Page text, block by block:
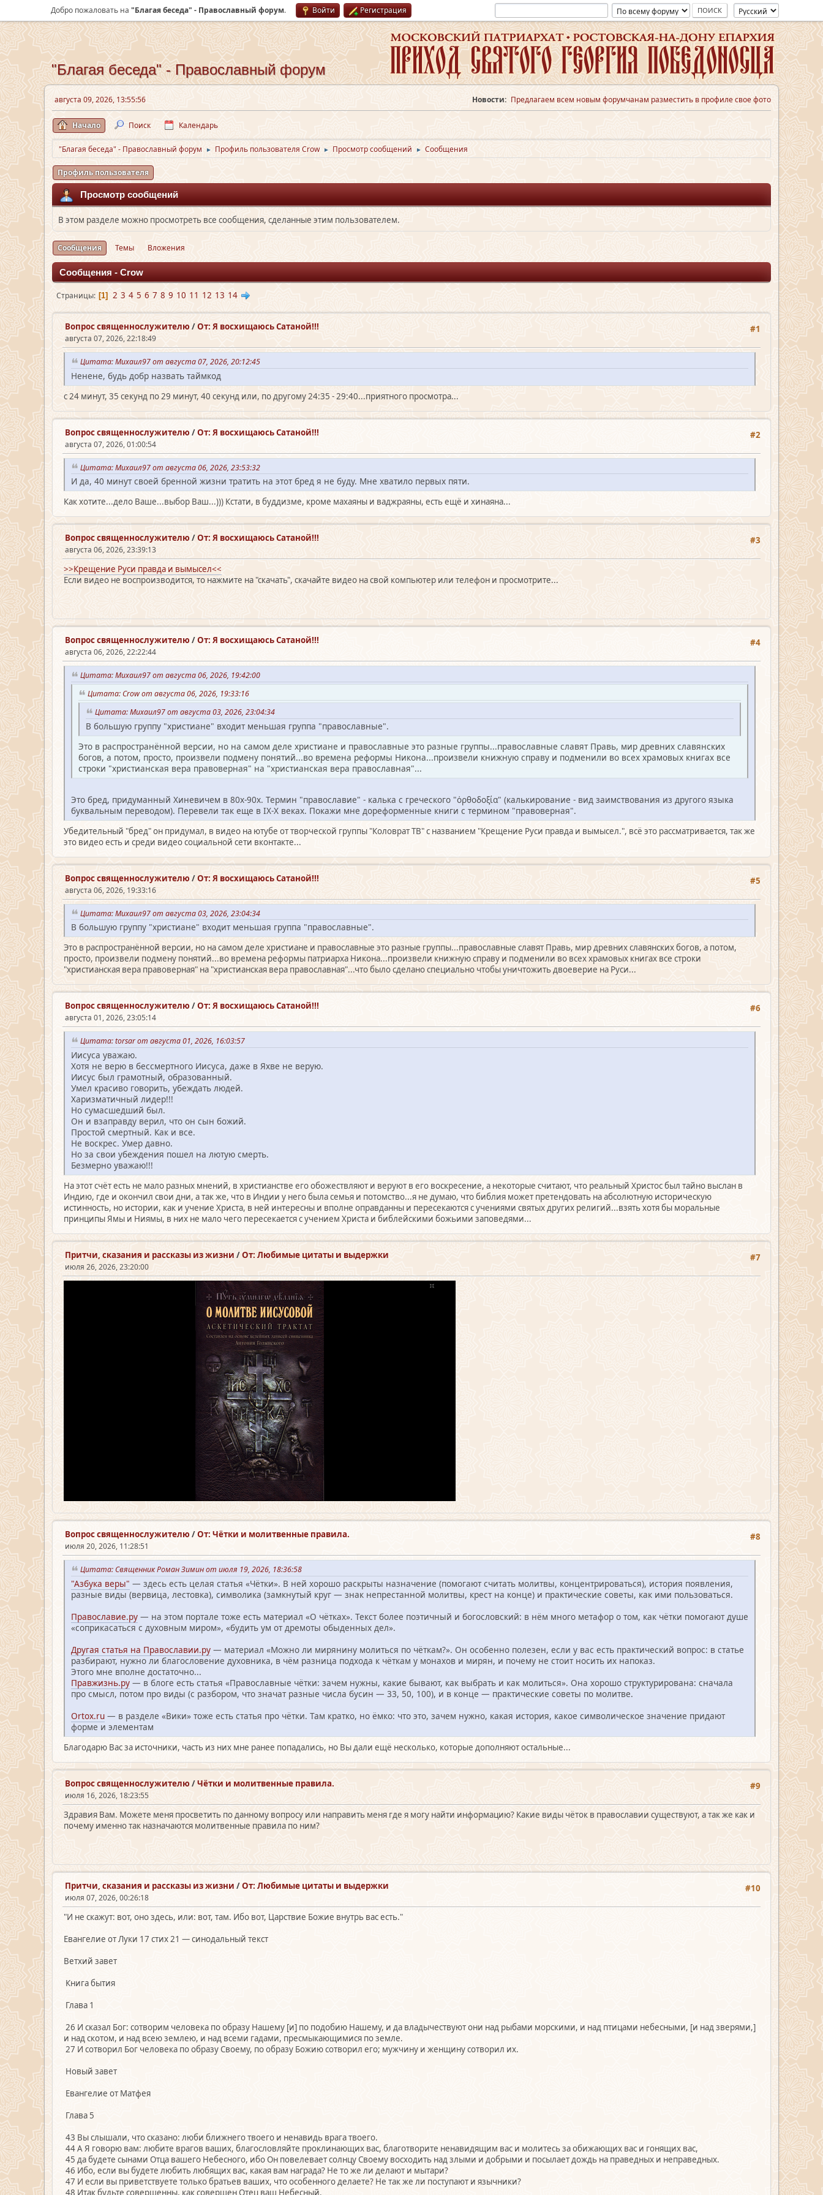
Добро пожаловать на "Благая беседа" - Православный форум. Войти Регистрация
"Благая беседа" - Православный форум
августа 09, 2026, 13:55:56 Новости: Предлагаем всем новым форумчанам разместить в профиле свое фото
Начало Поиск Календарь
"Благая беседа" - Православный форум ► Профиль пользователя Crow ► Просмотр сообщений ► Сообщения
Профиль пользователя
Просмотр сообщений
В этом разделе можно просмотреть все сообщения, сделанные этим пользователем.
Сообщения Темы Вложения
Сообщения - Crow
Страницы 1 2 3 4 5 6 7 8 9 10 11 12 13 14
#1
Вопрос священно­служителю/От: Я восхищаюсь Сатаной!!!
августа 07, 2026, 22:18:49
Цитата: Михаил97 от августа 07, 2026, 20:12:45
Ненене, будь добр назвать таймкод
с 24 минут, 35 секунд по 29 минут, 40 секунд или, по другому 24:35 - 29:40...приятного просмотра...
#2
Вопрос священно­служителю /От: Я восхищаюсь Сатаной!!!
августа 07, 2026, 01:00:54
Цитата: Михаил97 от августа 06, 2026, 23:53:32
И да, 40 минут своей бренной жизни тратить на этот бред я не буду. Мне хватило первых пяти.
Как хотите...дело Ваше...выбор Ваш...))) Кстати, в буддизме, кроме махаяны и ваджраяны, есть ещё и хинаяна...
#3
Вопрос священно­служителю/От: Я восхищаюсь Сатаной!!!
августа 06, 2026, 23:39:13
>>Крещение Руси правда и вымысел<<
Если видео не воспроизводится, то нажмите на "скачать", скачайте видео на свой компьютер или телефон и просмотрите...
#4
Вопрос священно­служителю /От: Я восхищаюсь Сатаной!!!
августа 06, 2026, 22:22:44
Цитата: Михаил97 от августа 06, 2026, 19:42:00
Цитата: Crow от августа 06, 2026, 19:33:16
Цитата: Михаил97 от августа 03, 2026, 23:04:34
В большую группу "христиане" входит меньшая группа "православные".
Это в распространённой версии, но на самом деле христиане и православные это разные группы...православные славят Правь, мир древних славянских
богов, а потом, просто, произвели подмену понятий...во времена реформы Никона...произвели книжную справу и подменили во всех храмовых книгах все
строки "христианская вера правоверная" на "христианская вера православная"...
Это бред, придуманный Хиневичем в 80х-90х. Термин "православие" - калька с греческого "ὀρθοδοξία" (калькирование - вид заимствования из другого языка
буквальным переводом). Перевели так еще в IX-X веках. Покажи мне дореформенные книги с термином "правоверная".
Убедительный "бред" он придумал, в видео на ютубе от творческой группы "Коловрат ТВ" с названием "Крещение Руси правда и вымысел.", всё это рассматривается, так же
это видео есть и среди видео социальной сети вконтакте...
#5
Вопрос священно­служителю /От: Я восхищаюсь Сатаной!!!
августа 06, 2026, 19:33:16
Цитата: Михаил97 от августа 03, 2026, 23:04:34
В большую группу "христиане" входит меньшая группа "православные".
Это в распространённой версии, но на самом деле христиане и православные это разные группы...православные славят Правь, мир древних славянских богов, а потом,
просто, произвели подмену понятий...во времена реформы патриарха Никона...произвели книжную справу и подменили во всех храмовых книгах все строки
"христианская вера правоверная" на "христианская вера православная"...что было сделано специально чтобы уничтожить двоеверие на Руси...
#6
Вопрос священно­служителю /От: Я восхищаюсь Сатаной!!!
августа 01, 2026, 23:05:14
Цитата: torsar от августа 01, 2026, 16:03:57
Иисуса уважаю.
Хотя не верю в бессмертного Иисуса, даже в Яхве не верую.
Иисус был грамотный, образованный.
Умел красиво говорить, убеждать людей.
Харизматичный лидер!!!
Но сумасшедший был.
Он и взаправду верил, что он сын божий.
Простой смертный. Как и все.
Не воскрес. Умер давно.
Но за свои убеждения пошел на лютую смерть.
Безмерно уважаю!!!
На этот счёт есть не мало разных мнений, в христианстве его обожествляют и веруют в его воскресение, а некоторые считают, что реальный Христос был тайно выслан в
Индию, где и окончил свои дни, а так же, что в Индии у него была семья и потомство...я не думаю, что библия может претендовать на абсолютную историческую
истинность, но истории, как и учение Христа, в ней интересны и вполне оправданны и пересекаются с учениями святых других религий...взять хотя бы моральные
принципы Ямы и Ниямы, в них не мало чего пересекается с учением Христа и библейскими божьими заповедями...
#7
Притчи, сказания и рассказы из жизни /От: Любимые цитаты и выдержки
июля 26, 2026, 23:20:00
#8
Вопрос священно­служителю /От: Чётки и молитвенные правила.
июля 20, 2026, 11:28:51
Цитата: Священник Роман Зимин от июля 19, 2026, 18:36:58
"Азбука веры" — здесь есть целая статья «Чётки». В ней хорошо раскрыты назначение (помогают считать молитвы, концентрироваться), история появления,
разные виды (вервица, лестовка), символика (замкнутый круг — знак непрестанной молитвы, крест на конце) и практические советы, как ими пользоваться.
Православие.ру — на этом портале тоже есть материал «О чётках». Текст более поэтичный и богословский: в нём много метафор о том, как чётки помогают душе
«соприкасаться с духовным миром», «будить ум от дремоты обыденных дел».
Другая статья на Православии.ру — материал «Можно ли мирянину молиться по чёткам?». Он особенно полезен, если у вас есть практический вопрос: в статье
разбирают, нужно ли благословение духовника, в чём разница подхода к чёткам у монахов и мирян, и почему не стоит носить их напоказ.
Этого мне вполне достаточно...
Правжизнь.ру — в блоге есть статья «Православные чётки: зачем нужны, какие бывают, как выбрать и как молиться». Она хорошо структурирована: сначала
про смысл, потом про виды (с разбором, что значат разные числа бусин — 33, 50, 100), и в конце — практические советы по молитве.
Ortox.ru — в разделе «Вики» тоже есть статья про чётки. Там кратко, но ёмко: что это, зачем нужно, какая история, какое символическое значение придают
форме и элементам
Благодарю Вас за источники, часть из них мне ранее попадались, но Вы дали ещё несколько, которые дополняют остальные...
#9
Вопрос священно­служителю /Чётки и молитвенные правила.
июля 16, 2026, 18:23:55
Здравия Вам. Можете меня просветить по данному вопросу или направить меня где я могу найти информацию? Какие виды чёток в православии существуют, а так же как и
почему именно так назначаются молитвенные правила по ним?
#10
Притчи, сказания и рассказы из жизни /От: Любимые цитаты и выдержки
июля 07, 2026, 00:26:18
"И не скажут: вот, оно здесь, или: вот, там. Ибо вот, Царствие Божие внутрь вас есть."
Евангелие от Луки 17 стих 21 — синодальный текст
Ветхий завет
Книга бытия
Глава 1
26 И сказал Бог: сотворим человека по образу Нашему [и] по подобию Нашему, и да владычествуют они над рыбами морскими, и над птицами небесными, [и над зверями,]
и над скотом, и над всею землею, и над всеми гадами, пресмыкающимися по земле.
27 И сотворил Бог человека по образу Своему, по образу Божию сотворил его; мужчину и женщину сотворил их.
Новый завет
Евангелие от Матфея
Глава 5
43 Вы слышали, что сказано: люби ближнего твоего и ненавидь врага твоего.
44 А Я говорю вам: любите врагов ваших, благословляйте проклинающих вас, благотворите ненавидящим вас и молитесь за обижающих вас и гонящих вас,
45 да будете сынами Отца вашего Небесного, ибо Он повелевает солнцу Своему восходить над злыми и добрыми и посылает дождь на праведных и неправедных.
46 Ибо, если вы будете любить любящих вас, какая вам награда? Не то же ли делают и мытари?
47 И если вы приветствуете только братьев ваших, что особенного делаете? Не так же ли поступают и язычники?
48 Итак будьте совершенны, как совершен Отец ваш Небесный.